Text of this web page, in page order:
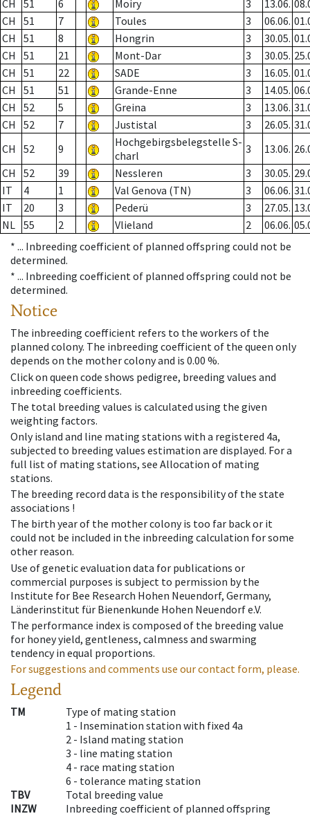
CH 51 6 Moiry 3 13.06.
CH
51 7 Toules 3 06.06.
CH
51 8 Hongrin 3 30.05.
CH
51 21 Mont-Dar 3 30.05.
CH
51 22 SADE 3 16.05.
CH
51 51 Grande-Enne 3 14.05.
CH
52 5 Greina 3 13.06.
CH
52 7 Justistal 3 26.05.
CH
52 9
Hochgebirgsbelegstelle S-
charl
3 13.06.
CH
52 39 Nessleren 3 30.05.
IT
4 1 Val Genova (TN) 3 06.06.
IT
20 3 Pederü 3 27.05.
NL 55 2 Vlieland 2 06.06.
* ... Inbreeding coefficient of planned offspring could not be
determined.
* ... Inbreeding coefficient of planned offspring could not be
determined.
Notice
The inbreeding coefficient refers to the workers of the
planned colony. The inbreeding coefficient of the queen only
depends on the mother colony and is 0.00 %.
Click on queen code shows pedigree, breeding values and
inbreeding coefficients.
The total breeding values is calculated using the given
weighting factors.
Only island and line mating stations with a registered 4a,
subjected to breeding values estimation are displayed. For a
full list of mating stations, see Allocation of mating
stations.
The breeding record data is the responsibility of the state
associations !
The birth year of the mother colony is too far back or it
could not be included in the inbreeding calculation for some
other reason.
Use of genetic evaluation data for publications or
commercial purposes is subject to permission by the
Institute for Bee Research Hohen Neuendorf, Germany,
Länderinstitut für Bienenkunde Hohen Neuendorf e.V.
The performance index is composed of the breeding value
for honey yield, gentleness, calmness and swarming
tendency in equal proportions.
For suggestions and comments use our contact form, please.
Legend
TM
Type of mating station
1 - Insemination station with fixed 4a
2 - Island mating station
3 - line mating station
4 - race mating station
6 - tolerance mating station
TBV
Total breeding value
INZW
Inbreeding coefficient of planned offspring